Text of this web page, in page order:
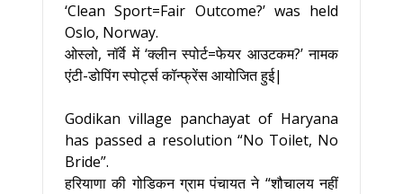
‘Clean Sport=Fair Outcome?’ was held
Oslo, Norway.
ओस्लो, नॉर्वे में ‘क्लीन स्पोर्ट=फेयर आउटकम?’ नामक
एंटी-डोपिंग स्पोर्ट्स कॉन्फ्रेंस आयोजित हुई|
Godikan village panchayat of Haryana
has passed a resolution “No Toilet, No
Bride”.
हरियाणा की गोडिकन ग्राम पंचायत ने “शौचालय नहीं